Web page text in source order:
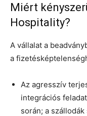
Miért
Hospitality?
A vállalat a
a
Az agresszív
integrációs
során; a